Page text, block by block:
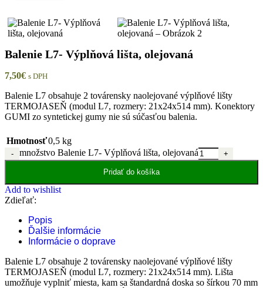
Balenie L7- Výplňová lišta, olejovaná
7,50€ s DPH
Balenie L7 obsahuje 2 továrensky naolejované výplňové lišty
TERMOJASEŇ (modul L7, rozmery: 21x24x514 mm). Konektory
GUMI zo syntetickej gumy nie sú súčasťou balenia.
Hmotnosť0,5 kg
množstvo Balenie L7- Výplňová lišta, olejovaná
Pridať do košíka
Add to wishlist
Zdieľať:
Popis
Ďalšie informácie
Informácie o doprave
Balenie L7 obsahuje 2 továrensky naolejované výplňové lišty
TERMOJASEŇ (modul L7, rozmery: 21x24x514 mm). Lišta
umožňuje vyplniť miesta, kam sa štandardná doska so šírkou 70 mm